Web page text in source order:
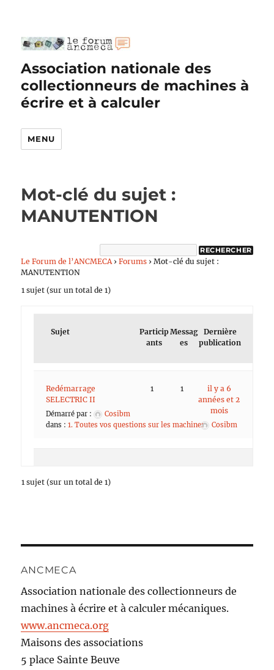
Association nationale des
collectionneurs de machines à
écrire et à calculer
MENU
Mot-clé du sujet :
MANUTENTION
Le Forum de l’ANCMECA › Forums › Mot-clé du sujet :
MANUTENTION
1 sujet (sur un total de 1)
Sujet
Particip
ants
Messag
es
Dernière
publication
Redémarrage
SELECTRIC II
Démarré par :
Cosibm
dans :1. Toutes vos questions sur les machines
1 1
il y a 6
années et 2
mois
Cosibm
1 sujet (sur un total de 1)
ANCMECA
Association nationale des collectionneurs de
machines à écrire et à calculer mécaniques.
www.ancmeca.org
Maisons des associations
5 place Sainte Beuve